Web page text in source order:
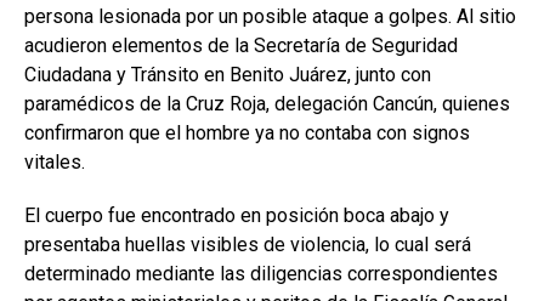
persona lesionada por un posible ataque a golpes. Al sitio
acudieron elementos de la Secretaría de Seguridad
Ciudadana y Tránsito en Benito Juárez, junto con
paramédicos de la Cruz Roja, delegación Cancún, quienes
confirmaron que el hombre ya no contaba con signos
vitales.
El cuerpo fue encontrado en posición boca abajo y
presentaba huellas visibles de violencia, lo cual será
determinado mediante las diligencias correspondientes